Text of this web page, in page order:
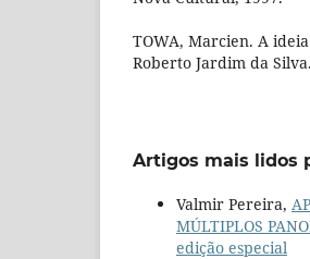
TOWA, Marcien. A
Roberto Jardim da
Artigos mais lidos
Valmir Pereira,
MÚLTIPLOS
edição especial